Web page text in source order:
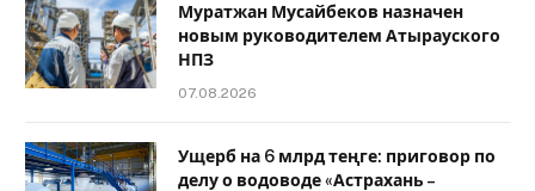
Муратжан Мусайбеков назначен
новым руководителем Атырауского
НПЗ
07.08.2026
Ущерб на 6 млрд теңге: приговор по
делу о водоводе «Астрахань –